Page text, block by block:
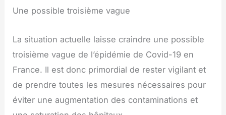
Une possible troisième vague
La situation actuelle laisse craindre une possible
troisième vague de l’épidémie de Covid-19 en
France. Il est donc primordial de rester vigilant et
de prendre toutes les mesures nécessaires pour
éviter une augmentation des contaminations et